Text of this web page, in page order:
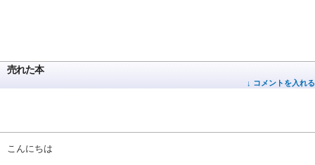
売れた本
↓ コメントを入れる
こんにちは